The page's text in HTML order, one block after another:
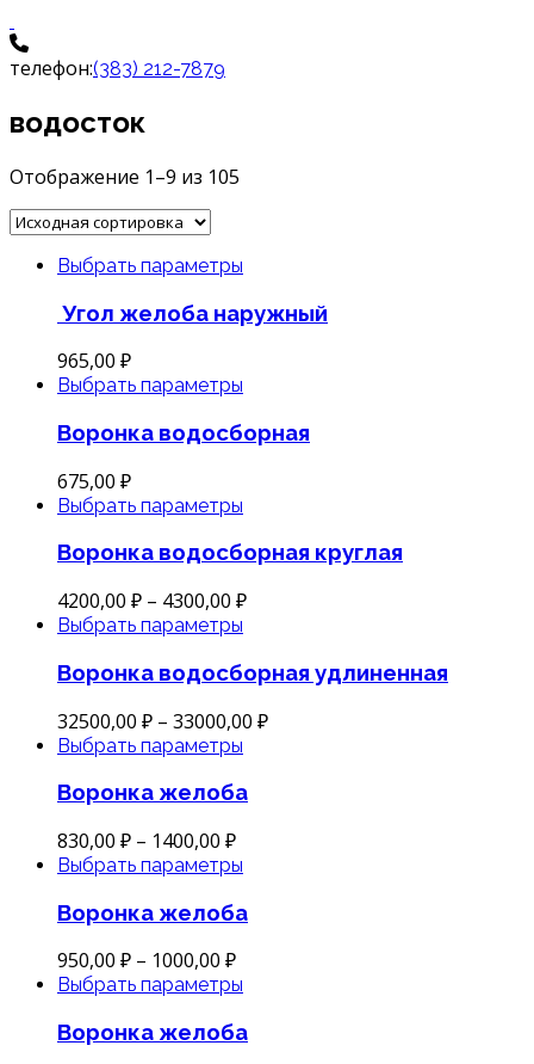
телефон:(383) 212-7879
водосток
Отображение 1–9 из 105
Выбрать параметры
Угол желоба наружный
965,00 ₽
Выбрать параметры
Воронка водосборная
675,00 ₽
Выбрать параметры
Воронка водосборная круглая
4200,00 ₽ – 4300,00 ₽
Выбрать параметры
Воронка водосборная удлиненная
32500,00 ₽ – 33000,00 ₽
Выбрать параметры
Воронка желоба
830,00 ₽ – 1400,00 ₽
Выбрать параметры
Воронка желоба
950,00 ₽ – 1000,00 ₽
Выбрать параметры
Воронка желоба